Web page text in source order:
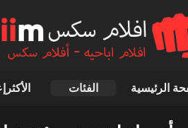
الرئيسية الفئات